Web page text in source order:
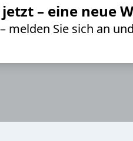
– eine neue
melden Sie sich an